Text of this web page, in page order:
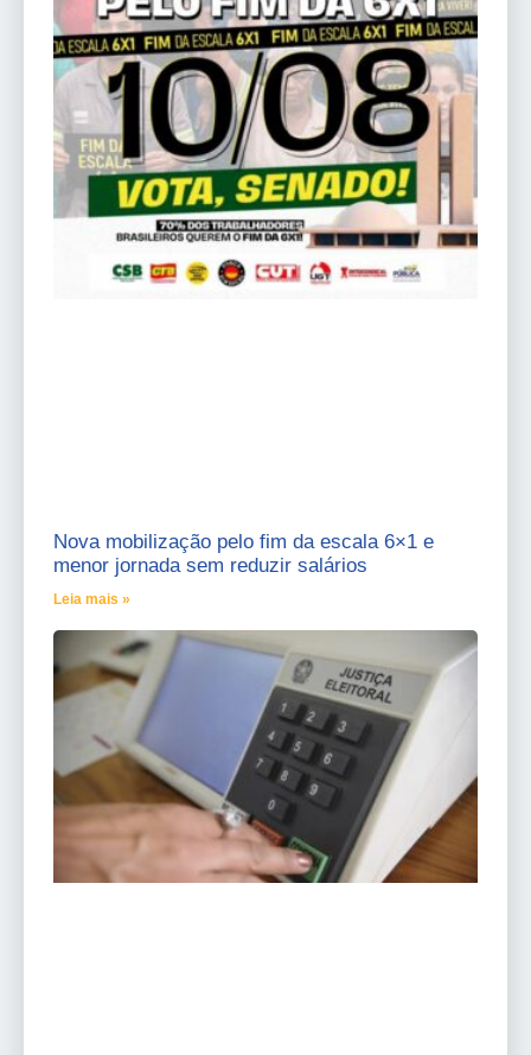
Nova mobilização pelo fim da escala 6×1 e
menor jornada sem reduzir salários
Leia mais »